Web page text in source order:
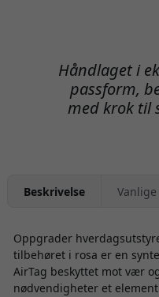
Håndlaget i
passform,
med krok til
Beskrivelse
Oppgrader
tilbehøret i rosa er en
AirTag beskyttet mot vær
nødvendigheter et